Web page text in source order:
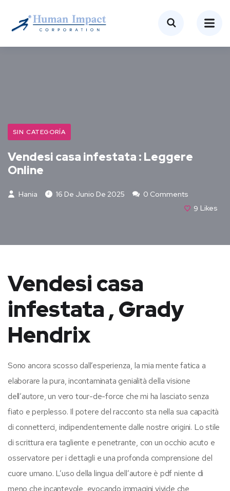
SIN CATEGORÍA
Vendesi casa infestata : Leggere
Online
Hania 16 De Junio De 2025
0 Comments
9 Likes
Vendesi casa
infestata , Grady
Hendrix
Sono ancora scosso dall’esperienza, la mia mente fatica a
elaborare la pura, incontaminata genialità della visione
dell’autore, un vero tour-de-force che mi ha lasciato senza
fiato e perplesso. Il potere del racconto sta nella sua capacità
di connetterci, indipendentemente dalle nostre origini. Lo stile
di scrittura era tagliente e penetrante, con un occhio acuto e
osservatore per i dettagli e una profonda comprensione del
cuore umano. L’uso della lingua dell’autore è pdf niente di
meno che incantevole, evocando immagini vivide che